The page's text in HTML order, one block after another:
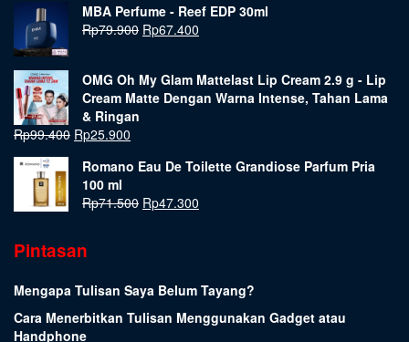
MBA Perfume - Reef EDP 30ml
Rp79.900 Rp67.400
OMG Oh My Glam Mattelast Lip Cream 2.9 g - Lip
Cream Matte Dengan Warna Intense, Tahan Lama
& Ringan
Rp99.400 Rp25.900
Romano Eau De Toilette Grandiose Parfum Pria
100 ml
Rp71.500 Rp47.300
Pintasan
Mengapa Tulisan Saya Belum Tayang?
Cara Menerbitkan Tulisan Menggunakan Gadget atau
Handphone